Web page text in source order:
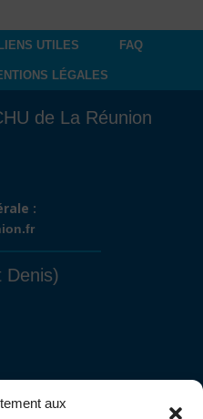
aux
LIENS UTILES FAQ
LÉGALES
de La Réunion
:
Denis)
: